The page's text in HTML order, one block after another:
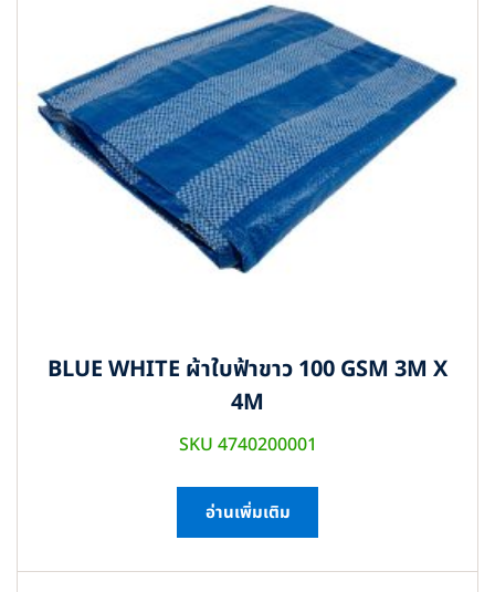
BLUE WHITE ผ้าใบฟ้าขาว 100 GSM 3M X
4M
SKU 4740200001
อ่านเพิ่มเติม